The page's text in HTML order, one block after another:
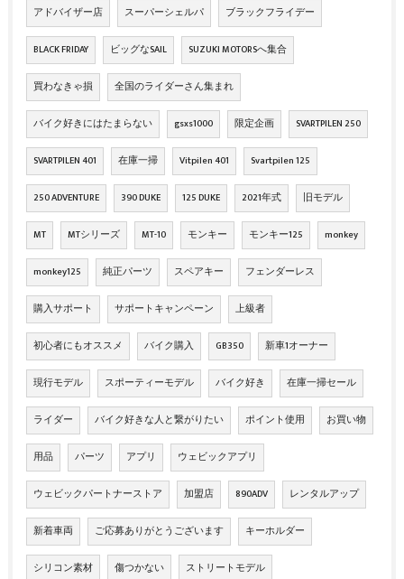
アドバイザー店 スーパーシェルパ ブラックフライデー
BLACK FRIDAY ビッグなSAIL SUZUKI MOTORSへ集合
買わなきゃ損 全国のライダーさん集まれ
バイク好きにはたまらない gsxs1000 限定企画 SVARTPILEN 250
SVARTPILEN 401 在庫一掃 Vitpilen 401 Svartpilen 125
250 ADVENTURE 390 DUKE 125 DUKE 2021年式 旧モデル
MT MTシリーズ MT-10 モンキー モンキー125 monkey
monkey125 純正パーツ スペアキー フェンダーレス
購入サポート サポートキャンペーン 上級者
初心者にもオススメ バイク購入 GB350 新車1オーナー
現行モデル スポーティーモデル バイク好き 在庫一掃セール
ライダー バイク好きな人と繋がりたい ポイント使用 お買い物
用品 パーツ アプリ ウェビックアプリ
ウェビックパートナーストア 加盟店 890ADV レンタルアップ
新着車両 ご応募ありがとうございます キーホルダー
シリコン素材 傷つかない ストリートモデル